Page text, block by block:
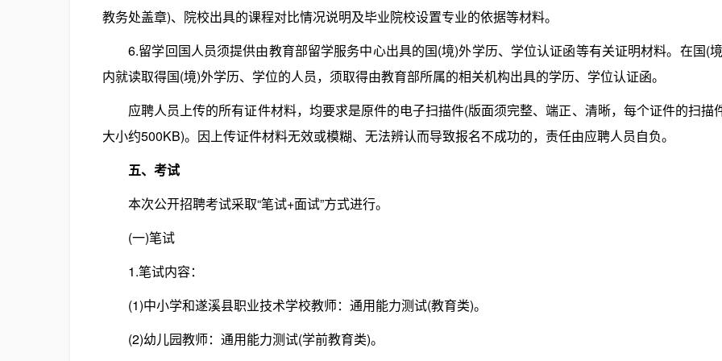
教务处盖章)、院校出具的课程对比情况说明及毕业院校设置专业的依据等材料。
6.留学回国人员须提供由教育部留学服务中心出具的国(境)外学历、学位认证函等有关证明材料。在国(
内就读取得国(境)外学历、学位的人员，须取得由教育部所属的相关机构出具的学历、学位认证函。
应聘人员上传的所有证件材料，均要求是原件的电子扫描件(版面须完整、端正、清晰，每个证件的扫描
大小约500KB)。因上传证件材料无效或模糊、无法辨认而导致报名不成功的，责任由应聘人员自负。
五、考试
本次公开招聘考试采取“笔试+面试”方式进行。
(一)笔试
1.笔试内容：
(1)中小学和遂溪县职业技术学校教师：通用能力测试(教育类)。
(2)幼儿园教师：通用能力测试(学前教育类)。